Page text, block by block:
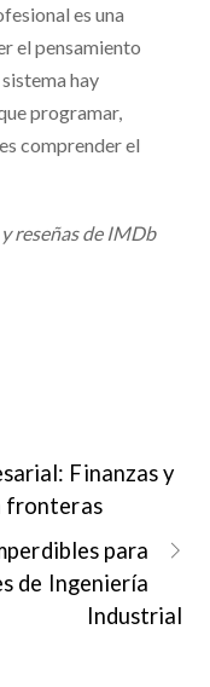
es una
el pensamiento
hay
programar,
comprender el
reseñas de IMDb
Finanzas y
fronteras
para
de Ingeniería
Industrial